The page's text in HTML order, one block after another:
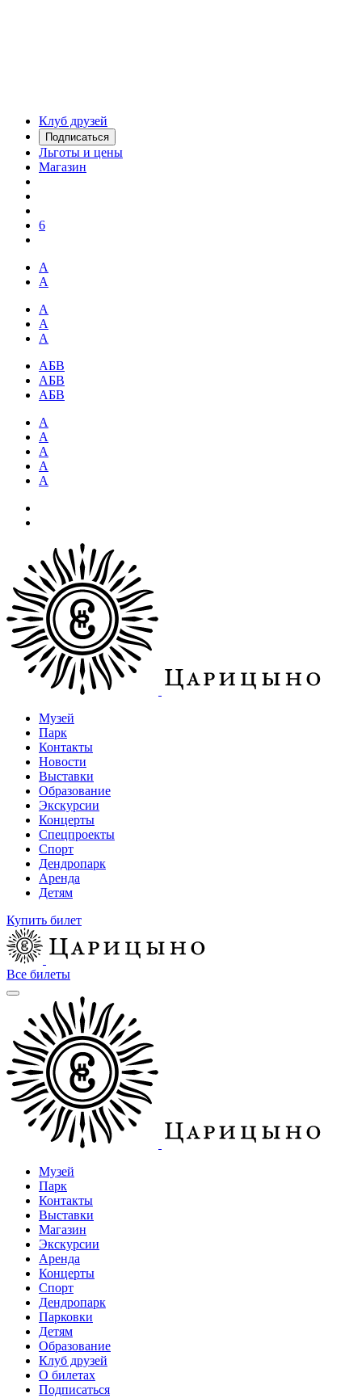
Клуб друзей
Подписаться
Льготы и цены
Магазин
6
А
А
А
А
А
АБВ
АБВ
АБВ
А
А
А
А
А
Музей
Парк
Контакты
Новости
Выставки
Образование
Экскурсии
Концерты
Спецпроекты
Спорт
Дендропарк
Аренда
Детям
Купить билет
Все билеты
Музей
Парк
Контакты
Выставки
Магазин
Экскурсии
Аренда
Концерты
Спорт
Дендропарк
Парковки
Детям
Образование
Клуб друзей
О билетах
Подписаться